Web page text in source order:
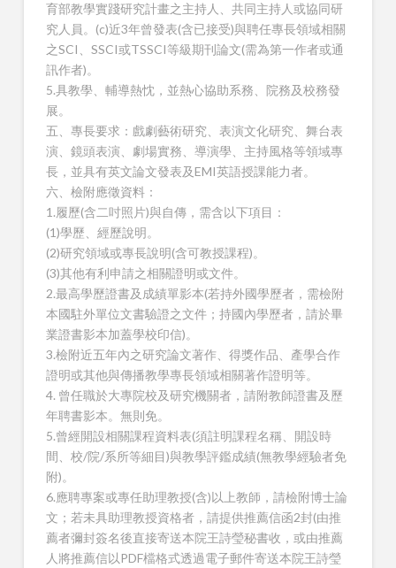
育部教學實踐研究計畫之主持人、共同主持人或協同研
究人員。(c)近3年曾發表(含已接受)與聘任專長領域相關
之SCI、SSCI或TSSCI等級期刊論文(需為第一作者或通
訊作者)。
5.具教學、輔導熱忱，並熱心協助系務、院務及校務發
展。
五、專長要求：戲劇藝術研究、表演文化研究、舞台表
演、鏡頭表演、劇場實務、導演學、主持風格等領域專
長，並具有英文論文發表及EMI英語授課能力者。
六、檢附應徵資料：
1.履歷(含二吋照片)與自傳，需含以下項目：
(1)學歷、經歷說明。
(2)研究領域或專長說明(含可教授課程)。
(3)其他有利申請之相關證明或文件。
2.最高學歷證書及成績單影本(若持外國學歷者，需檢附
本國駐外單位文書驗證之文件；持國內學歷者，請於畢
業證書影本加蓋學校印信)。
3.檢附近五年內之研究論文著作、得獎作品、產學合作
證明或其他與傳播教學專長領域相關著作證明等。
4. 曾任職於大專院校及研究機關者，請附教師證書及歷
年聘書影本。無則免。
5.曾經開設相關課程資料表(須註明課程名稱、開設時
間、校/院/系所等細目)與教學評鑑成績(無教學經驗者免
附)。
6.應聘專案或專任助理教授(含)以上教師，請檢附博士論
文；若未具助理教授資格者，請提供推薦信函2封(由推
薦者彌封簽名後直接寄送本院王詩瑩秘書收，或由推薦
人將推薦信以PDF檔格式透過電子郵件寄送本院王詩瑩